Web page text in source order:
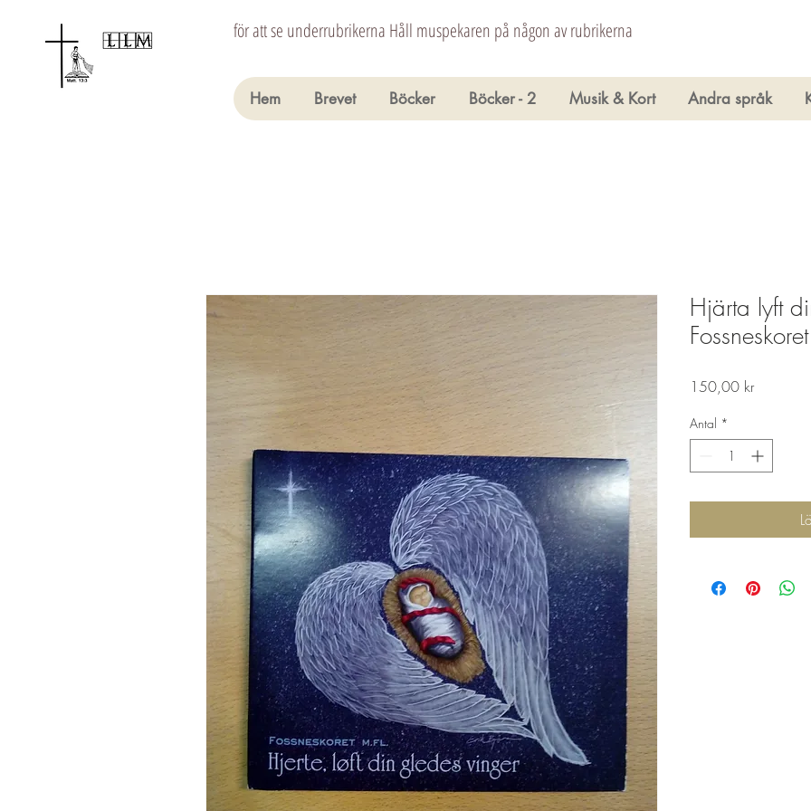
för att se underrubrikerna Håll muspekaren på någon av rubrikerna
Hem Brevet Böcker Böcker - 2 Musik & Kort Andra språk
Hjärta lyft
Fossneskoret
150,00 krPris
Antal *